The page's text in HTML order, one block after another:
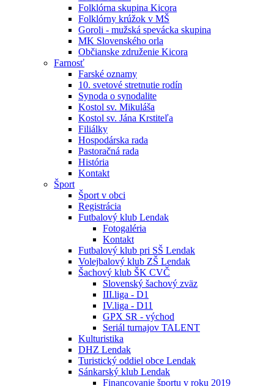
Folklórna skupina Kicora
Folklórny krúžok v MŠ
Goroli - mužská spevácka skupina
MK Slovenského orla
Občianske združenie Kicora
Farnosť
Farské oznamy
10. svetové stretnutie rodín
Synoda o synodalite
Kostol sv. Mikuláša
Kostol sv. Jána Krstiteľa
Filiálky
Hospodárska rada
Pastoračná rada
História
Kontakt
Šport
Šport v obci
Registrácia
Futbalový klub Lendak
Fotogaléria
Kontakt
Futbalový klub pri SŠ Lendak
Volejbalový klub ZŠ Lendak
Šachový klub ŠK CVČ
Slovenský šachový zväz
III.liga - D1
IV.liga - D11
GPX SR - východ
Seriál turnajov TALENT
Kulturistika
DHZ Lendak
Turistický oddiel obce Lendak
Sánkarský klub Lendak
Financovanie športu v roku 2019